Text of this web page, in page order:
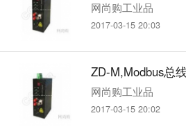
网尚购工业品
2017-03-15 20:03
ZD-M,Modbus总
网尚购工业品
2017-03-15 20:02